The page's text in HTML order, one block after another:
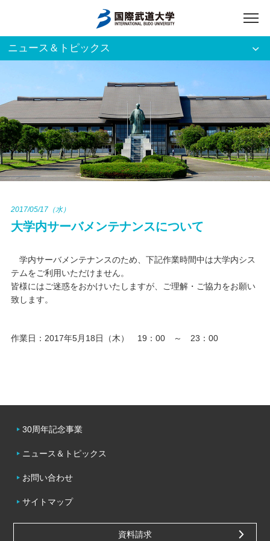
アクセス 入試資料請求
ご利用者別
ホーム
大学案内
資格・就職
ニュース＆トピックス
2017/05/17（水）
大学内サーバメンテナンスについて
学内サーバメンテナンスのため、下記作業時間中は大学内シス
テムをご利用いただけません。
皆様にはご迷惑をおかけいたしますが、ご理解・ご協力をお願い
致します。
作業日：2017年5月18日（木） 19：00 ～ 23：00
30周年記念事業
ニュース＆トピックス
お問い合わせ
サイトマップ
資料請求